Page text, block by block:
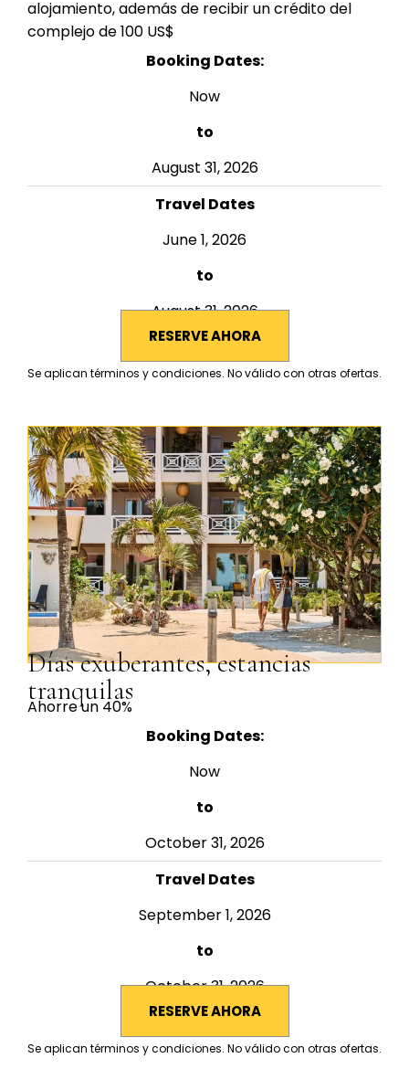
alojamiento, además de recibir un crédito del
complejo de 100 US$
Booking Dates:
Now
to
August 31, 2026
Travel Dates
June 1, 2026
to
August 31, 2026
RESERVE AHORA
Se aplican términos y condiciones. No válido con otras ofertas.
Días exuberantes, estancias
tranquilas
Ahorre un 40%
Booking Dates:
Now
to
October 31, 2026
Travel Dates
September 1, 2026
to
October 31, 2026
RESERVE AHORA
Se aplican términos y condiciones. No válido con otras ofertas.